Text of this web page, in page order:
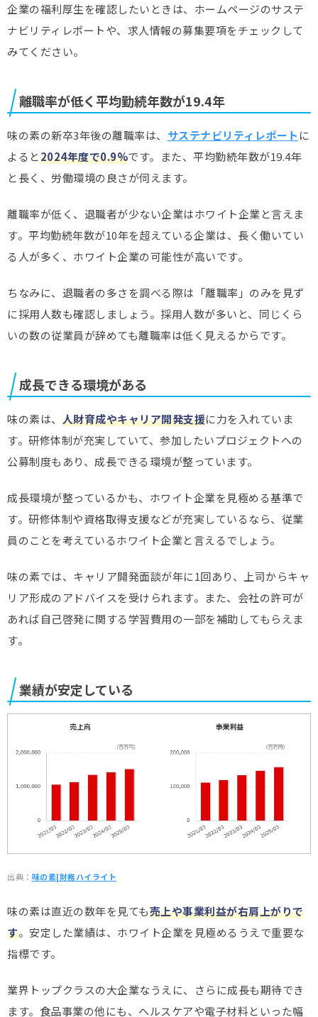
企業の福利厚生を確認したいときは、ホームページのサステ
ナビリティレポートや、求人情報の募集要項をチェックして
みてください。
離職率が低く平均勤続年数が19.4年
味の素の新卒3年後の離職率は、 サステナビリティレポート に
よると2024年度で0.9%です。また、平均勤続年数が19.4年
と長く、労働環境の良さが伺えます。
離職率が低く、退職者が少ない企業はホワイト企業と言えま
す。平均勤続年数が10年を超えている企業は、長く働いてい
る人が多く、ホワイト企業の可能性が高いです。
ちなみに、退職者の多さを調べる際は「離職率」のみを見ず
に採用人数も確認しましょう。採用人数が多いと、同じくら
いの数の従業員が辞めても離職率は低く見えるからです。
成長できる環境がある
味の素は、 人財育成やキャリア開発支援に力を入れていま
す。研修体制が充実していて、参加したいプロジェクトへの
公募制度もあり、成長できる環境が整っています。
成長環境が整っているかも、ホワイト企業を見極める基準で
す。研修体制や資格取得支援などが充実しているなら、従業
員のことを考えているホワイト企業と言えるでしょう。
味の素では、キャリア開発面談が年に1回あり、上司からキャ
リア形成のアドバイスを受けられます。また、会社の許可が
あれば自己啓発に関する学習費用の一部を補助してもらえま
す。
業績が安定している
出典： 味の素|財務ハイライト
味の素は直近の数年を見ても売上や事業利益が右肩上がりで
す。安定した業績は、ホワイト企業を見極めるうえで重要な
指標です。
業界トップクラスの大企業なうえに、さらに成長も期待でき
ます。食品事業の他にも、ヘルスケアや電子材料といった幅